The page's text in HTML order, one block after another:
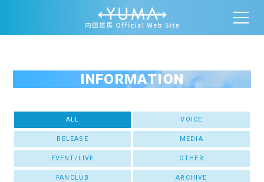
INFORMATION
ALL VOICE
RELEASE MEDIA
EVENT/LIVE OTHER
FANCLUB ARCHIVE